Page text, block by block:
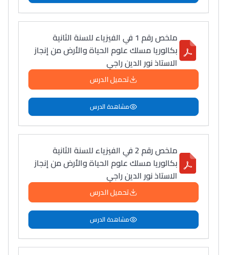
ملخص رقم 1 في الفيزياء للسنة الثانية
بكالوريا مسلك علوم الحياة والأرض من إنجاز
الاستاذ نور الدين راجي
تحميل الدرس
مشاهدة الدرس
ملخص رقم 2 في الفيزياء للسنة الثانية
بكالوريا مسلك علوم الحياة والأرض من إنجاز
الاستاذ نور الدين راجي
تحميل الدرس
مشاهدة الدرس